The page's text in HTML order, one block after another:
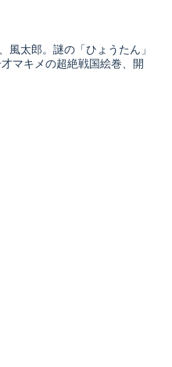
風太郎。謎の「ひょうたん」
マキメの超絶戦国絵巻、開
から徳川へ――。伊賀を追い
ょうたんのみぞ知る!? マイペ
、かぶき者の頭目・残菊、謎
ラクターが織りなす驚きに
の舞台は、難攻不落の大坂
、初の時代小説にして万城目
が待っています。©2016 万城